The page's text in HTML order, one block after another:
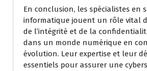
En conclusion, les spécialistes en
informatique jouent un rôle vital
de l’intégrité et de la
dans un monde numérique en
évolution. Leur expertise et leur
essentiels pour assurer une